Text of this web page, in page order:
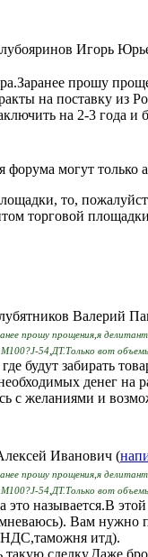
Игорь
прошу
на поставку
на 2-3 года
форума могут
то,
торговой
Валерий
прошу прощения,я
54,ДТ.Только вот
будут забирать
денег на
с желаниями и
Иванович (
прошу прощения,я
54,ДТ.Только вот
это называется.В
Вам нужно
НДС,таможня итд).